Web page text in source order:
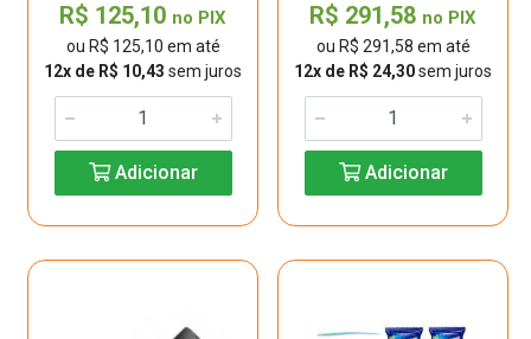
R$ 125,10 no PIX
ou R$ 125,10 em até
12x de R$ 10,43 sem juros
Adicionar
R$ 291,58 no PIX
ou R$ 291,58 em até
12x de R$ 24,30sem juros
Adicionar